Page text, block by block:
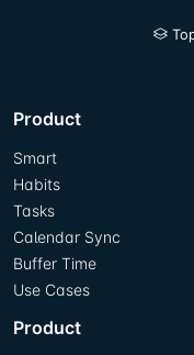
Product
Smart
Habits
Tasks
Calendar Sync
Buffer Time
Use Cases
Product